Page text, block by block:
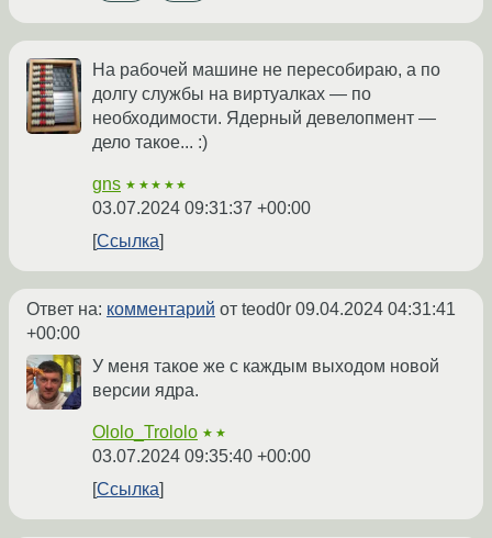
На рабочей машине не пересобираю, а по
долгу службы на виртуалках — по
необходимости. Ядерный девелопмент —
дело такое... :)
gns ★★★★★
03.07.2024 09:31:37 +00:00
Ссылка
Ответ на: комментарий от teod0r 09.04.2024 04:31:41
+00:00
У меня такое же с каждым выходом новой
версии ядра.
Ololo_Trololo ★★
03.07.2024 09:35:40 +00:00
Ссылка